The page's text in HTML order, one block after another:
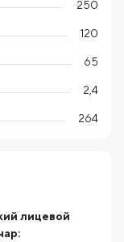
250
120
65
2,4
264
лицевой